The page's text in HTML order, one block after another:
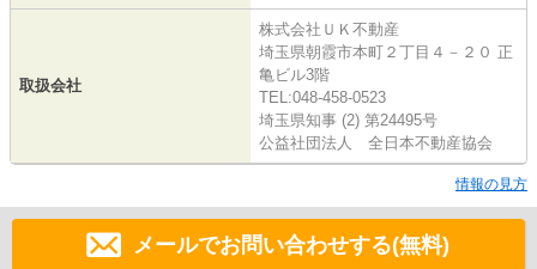
取扱会社
株式会社ＵＫ不動産
埼玉県朝霞市本町２丁目４－２０ 正
亀ビル3階
TEL:048-458-0523
埼玉県知事 (2) 第24495号
公益社団法人 全日本不動産協会
情報の見方
メールでお問い合わせする(無料)